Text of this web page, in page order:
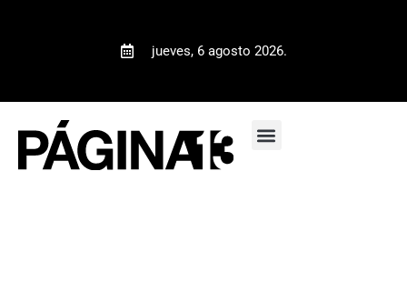
jueves, 6 agosto 2026.